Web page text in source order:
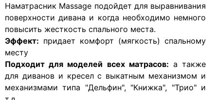
Наматрасник Massage подойдет для выравнивания
поверхности дивана и когда необходимо немного
повысить жесткость спального места.
Эффект: придает комфорт (мягкость) спальному
месту
Подходит для моделей всех матрасов: а также
для диванов и кресел с выкатным механизмом и
механизмами типа "Дельфин", "Книжка", "Трио" и